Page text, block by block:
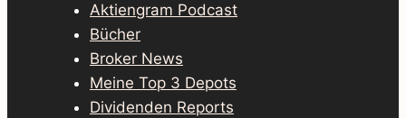
Aktiengram Podcast
Bücher
Broker News
Meine Top 3 Depots
Dividenden Reports